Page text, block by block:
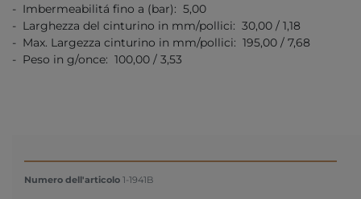
- Imbermeabilitá fino a (bar): 5,00
- Larghezza del cinturino in mm/pollici: 30,00 / 1,18
- Max. Largezza cinturino in mm/pollici: 195,00 / 7,68
- Peso in g/once: 100,00 / 3,53
Numero dell'articolo 1-1941B